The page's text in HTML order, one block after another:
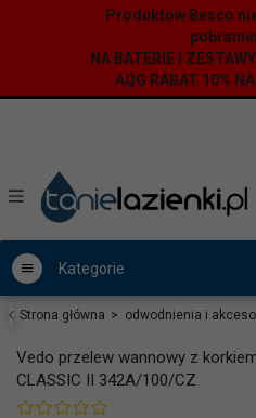
Produktów Besco
NA BATERIE I
AQG RABAT 10%
Kategorie
Strona główna odwodnienia i
Vedo przelew wannowy z
CLASSIC II 342A/100/CZ